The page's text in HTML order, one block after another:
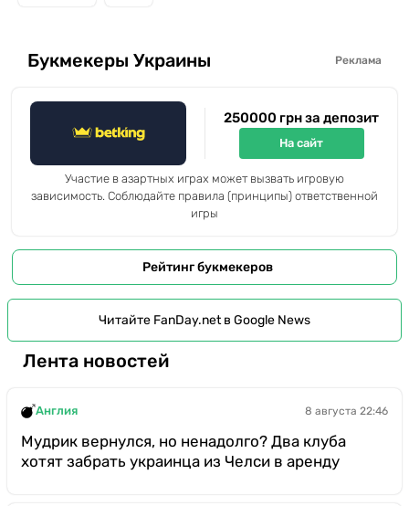
Букмекеры Украины Реклама
250000 грн за депозит
На сайт
Участие в азартных играх может вызвать игровую
зависимость. Соблюдайте правила (принципы) ответственной
игры
Рейтинг букмекеров
Читайте FanDay.net в Google News
Лента новостей
Англия 8 августа 22:46
Мудрик вернулся, но ненадолго? Два клуба
хотят забрать украинца из Челси в аренду